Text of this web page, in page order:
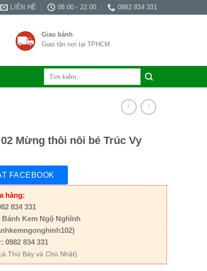
LIÊN HỆ 08:00 - 22:00 0982 834 331
Giao bánh
Giao tận nơi tại TPHCM
Mừng thôi nôi bé Trúc Vy
FACEBOOK
hàng:
834 331
Bánh Kem Ngộ Nghĩnh
0982 834 331
Thứ Bảy và Chủ Nhật)